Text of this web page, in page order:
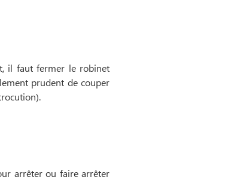
il faut fermer le robinet
prudent de couper
arrêter ou faire arrêter